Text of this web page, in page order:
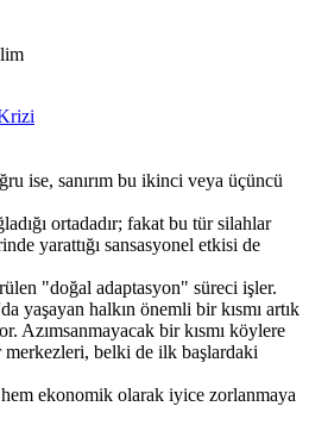
ise, sanırım bu ikinci veya üçüncü
ortadadır; fakat bu tür silahlar
yarattığı sansasyonel etkisi de
"doğal adaptasyon" süreci işler.
yaşayan halkın önemli bir kısmı artık
Azımsanmayacak bir kısmı köylere
merkezleri, belki de ilk başlardaki
ekonomik olarak iyice zorlanmaya